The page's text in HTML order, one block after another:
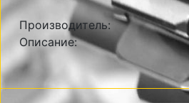
Производитель:
Описание: